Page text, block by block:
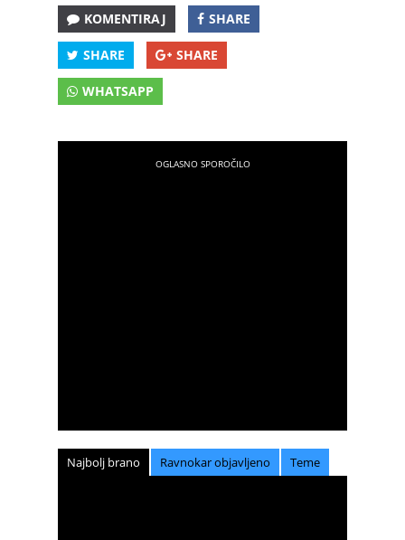
KOMENTIRAJ SHARE
SHARE SHARE
WHATSAPP
Najbolj brano Ravnokar objavljeno Teme